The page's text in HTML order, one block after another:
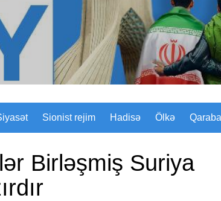
Sionist rejim Hadisə Ölkə
Birləşmiş Suriya